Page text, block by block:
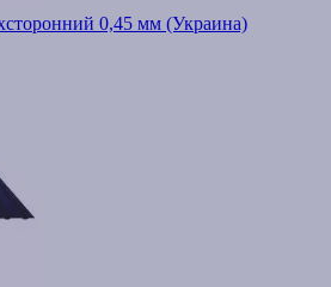
0,45 мм (Украина)